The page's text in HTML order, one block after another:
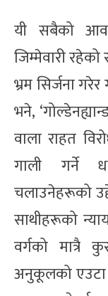
यी सबैको
जिम्मेवारी
भ्रम सिर्जना
भने,
वाला राहत
गाली गर्ने
चलाउनेहरूको
साथीहरूको
वर्गको मात्रै
अनुकूलको एउटा